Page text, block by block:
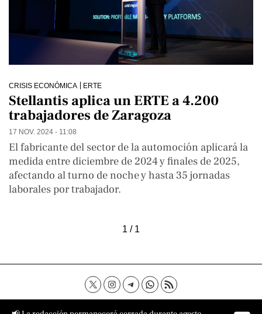
CRISIS ECONÓMICA ERTE
Stellantis aplica un ERTE a 4.200
trabajadores de Zaragoza
17 NOV. 2024 - 11:08
El fabricante del sector de la automoción aplicará la
medida entre diciembre de 2024 y finales de 2025,
afectando al turno de noche y hasta 35 jornadas
laborales por trabajador.
1 / 1
Contacto Aviso Legal Política de privacidad